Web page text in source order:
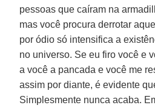
pessoas que caíram na
mas você procura derrotar
por ódio só intensifica a
no universo. Se eu firo você e
a você a pancada e você me
assim por diante, é evidente
Simplesmente nunca acaba.